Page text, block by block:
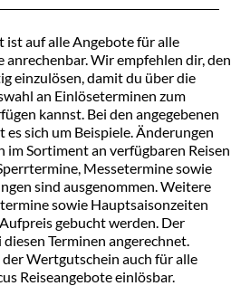
ist auf alle Angebote für alle
anrechenbar. Wir empfehlen dir, den
einzulösen, damit du über die
an Einlöseterminen zum
kannst. Bei den angegebenen
sich um Beispiele. Änderungen
im Sortiment an verfügbaren Reisen
Messetermine sowie
sind ausgenommen. Weitere
sowie Hauptsaisonzeiten
gebucht werden. Der
Terminen angerechnet.
Wertgutschein auch für alle
Reiseangebote einlösbar.